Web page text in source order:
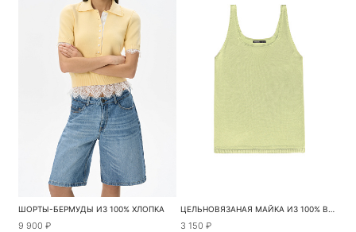
ШОРТЫ-БЕРМУДЫ ИЗ 100% ХЛОПКА
9 900 ₽
ЦЕЛЬНОВЯЗАНАЯ МАЙКА ИЗ 100% ВИСКОЗЫ
3 150 ₽